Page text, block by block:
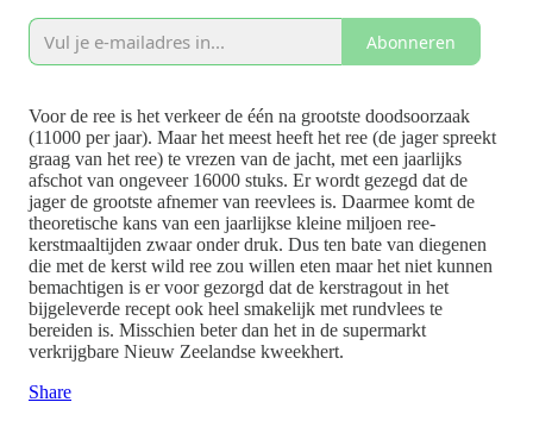
Abonneren
Voor de ree is het verkeer de één na grootste doodsoorzaak
(11000 per jaar). Maar het meest heeft het ree (de jager spreekt
graag van het ree) te vrezen van de jacht, met een jaarlijks
afschot van ongeveer 16000 stuks. Er wordt gezegd dat de
jager de grootste afnemer van reevlees is. Daarmee komt de
theoretische kans van een jaarlijkse kleine miljoen ree-
kerstmaaltijden zwaar onder druk. Dus ten bate van diegenen
die met de kerst wild ree zou willen eten maar het niet kunnen
bemachtigen is er voor gezorgd dat de kerstragout in het
bijgeleverde recept ook heel smakelijk met rundvlees te
bereiden is. Misschien beter dan het in de supermarkt
verkrijgbare Nieuw Zeelandse kweekhert.
Share